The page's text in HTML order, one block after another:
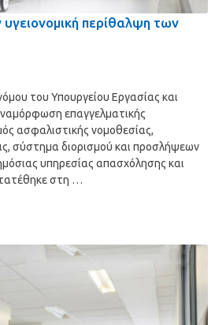
περίθαλψη των
του Υπουργείου Εργασίας και
επαγγελματικής
ασφαλιστικής νομοθεσίας,
σύστημα διορισμού και προσλήψεων
υπηρεσίας απασχόλησης και
στη …